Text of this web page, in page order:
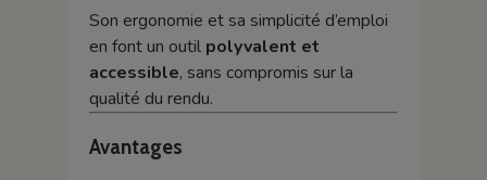
Son ergonomie et sa simplicité d’emploi
en font un outil polyvalent et
accessible, sans compromis sur la
qualité du rendu.
Avantages